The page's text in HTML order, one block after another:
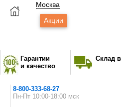
Москва
Акции
Гарантии
и качество
Склад
8-800-333-68-27
Пн-Пт 10:00-18:00 мск